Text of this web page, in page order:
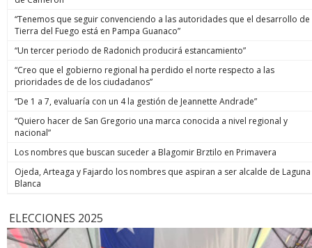
“Tenemos que seguir convenciendo a las autoridades que el desarrollo de
Tierra del Fuego está en Pampa Guanaco”
“Un tercer periodo de Radonich producirá estancamiento”
“Creo que el gobierno regional ha perdido el norte respecto a las
prioridades de de los ciudadanos”
“De 1 a 7, evaluaría con un 4 la gestión de Jeannette Andrade”
“Quiero hacer de San Gregorio una marca conocida a nivel regional y
nacional”
Los nombres que buscan suceder a Blagomir Brztilo en Primavera
Ojeda, Arteaga y Fajardo los nombres que aspiran a ser alcalde de Laguna
Blanca
ELECCIONES 2025